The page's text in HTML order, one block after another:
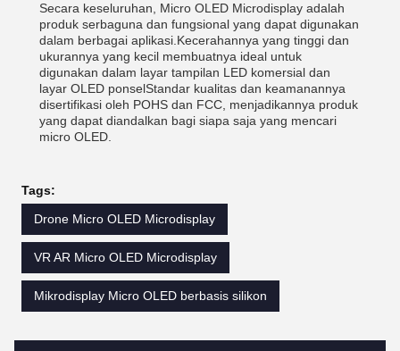
Secara keseluruhan, Micro OLED Microdisplay adalah
produk serbaguna dan fungsional yang dapat digunakan
dalam berbagai aplikasi.Kecerahannya yang tinggi dan
ukurannya yang kecil membuatnya ideal untuk
digunakan dalam layar tampilan LED komersial dan
layar OLED ponselStandar kualitas dan keamanannya
disertifikasi oleh POHS dan FCC, menjadikannya produk
yang dapat diandalkan bagi siapa saja yang mencari
micro OLED.
Tags:
Drone Micro OLED Microdisplay
VR AR Micro OLED Microdisplay
Mikrodisplay Micro OLED berbasis silikon